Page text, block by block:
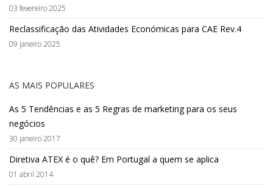
03 fevereiro 2025
Reclassificação das Atividades Económicas para CAE Rev.4
09 janeiro 2025
AS MAIS POPULARES
As 5 Tendências e as 5 Regras de marketing para os seus
negócios
30 janeiro 2017
Diretiva ATEX é o quê? Em Portugal a quem se aplica
01 abril 2014